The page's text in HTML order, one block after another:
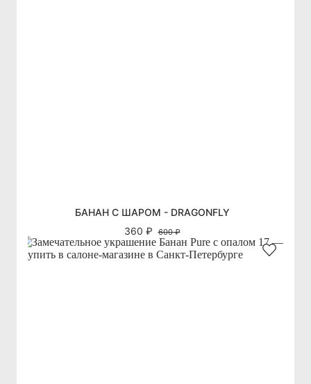
БАНАН С ШАРОМ - DRAGONFLY
360 ₽
600 ₽